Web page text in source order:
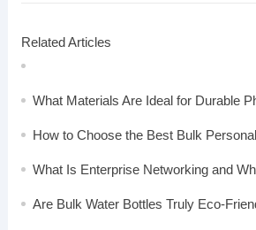
Related Articles
What Materials Are Ideal for Durable
How to Choose the Best Bulk
What Is Enterprise Networking and
Are Bulk Water Bottles Truly Eco-